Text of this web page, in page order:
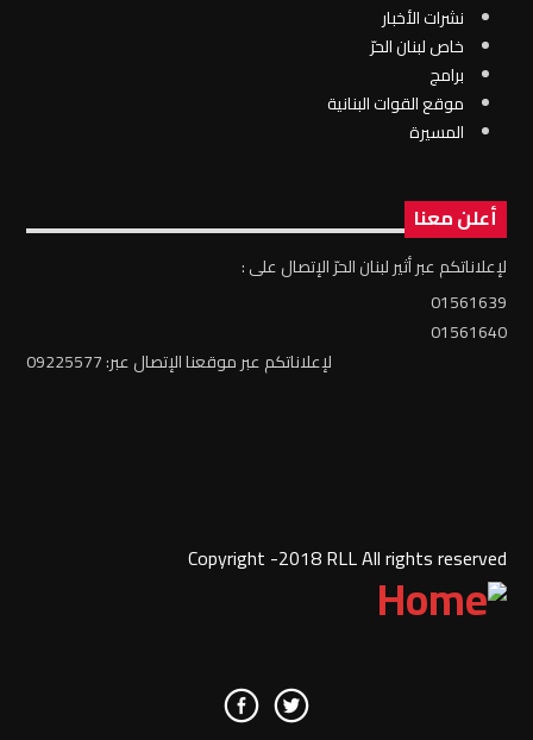
نشرات الأخبار
خاص لبنان الحرّ
برامج
موقع القوات البنانية
المسيرة
أعلن معنا
لإعلاناتكم عبر أثير لبنان الحرّ الإتصال على :
01561639
01561640
لإعلاناتكم عبر موقعنا الإتصال عبر: 09225577
Copyright -2018 RLL All rights reserved